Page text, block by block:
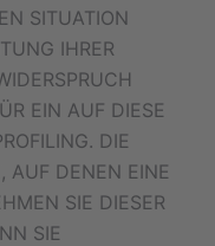
SITUATION
IHRER
EIN AUF DIESE
DIE
AUF DENEN EINE
SIE DIESER
SIE